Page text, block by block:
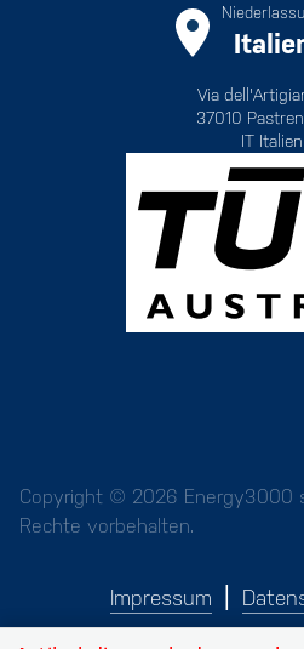
Via
37010
IT Italien
Copyright © 2026 Energy3000
Rechte vorbehalten.
Impressum